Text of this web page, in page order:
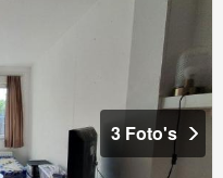
3 Foto's